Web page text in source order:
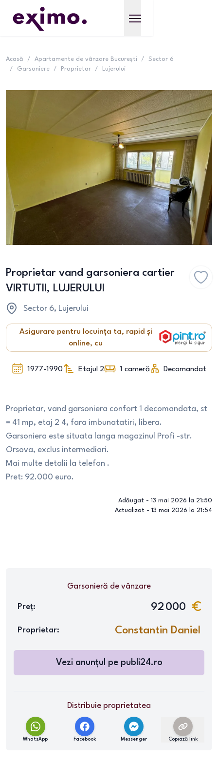
Acasă / Apartamente de vânzare București /
Sector 6
/
Garsoniere / Proprietar / Lujerului
Proprietar vand garsoniera cartier
VIRTUTII, LUJERULUI
Sector 6, Lujerului
Asigurare pentru locuința ta, rapid și
online, cu
1977-1990 Etajul 2 1 cameră Decomandat
Proprietar, vand garsoniera confort 1 decomandata, st
= 41 mp, etaj 2 4, fara imbunatatiri, libera.
Garsoniera este situata langa magazinul Profi -str.
Orsova, exclus intermediari.
Mai multe detalii la telefon .
Pret: 92.000 euro.
Adăugat - 13 mai 2026 la 21:50
Actualizat - 13 mai 2026 la 21:54
Garsonieră de vânzare
Preț: 92 000
Proprietar: Constantin Daniel
Vezi anunțul pe publi24.ro
Distribuie proprietatea
WhatsApp Facebook Messenger Copiază link